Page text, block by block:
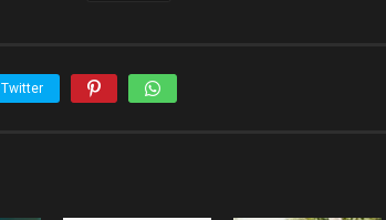
Twitter